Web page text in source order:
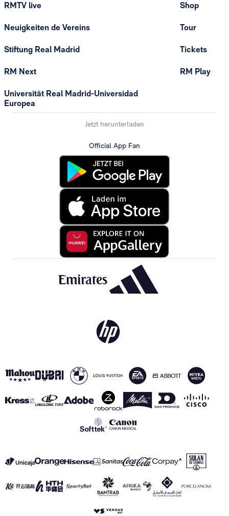
RMTV live
Neuigkeiten de Vereins
Stiftung Real Madrid
RM Next
Universität Real Madrid-Universidad
Europea
Shop
Tour
Tickets
RM Play
Jetzt herunterladen
Official App Fan